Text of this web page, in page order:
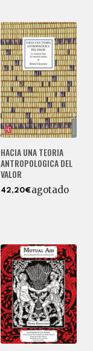
HACIA UNA TEORIA
ANTROPOLOGICA DEL
VALOR
42,20€agotado